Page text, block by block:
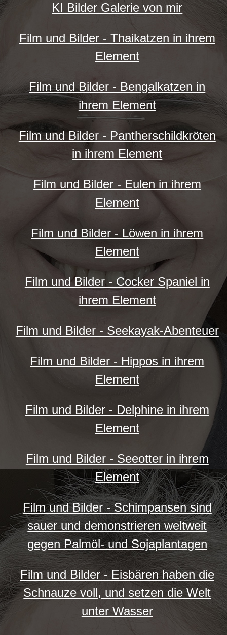
KI Bilder Galerie von mir
Film und Bilder - Thaikatzen in ihrem
Element
Film und Bilder - Bengalkatzen in
ihrem Element
Film und Bilder - Pantherschildkröten
in ihrem Element
Film und Bilder - Eulen in ihrem
Element
Film und Bilder - Löwen in ihrem
Element
Film und Bilder - Cocker Spaniel in
ihrem Element
Film und Bilder - Seekayak-Abenteuer
Film und Bilder - Hippos in ihrem
Element
Film und Bilder - Delphine in ihrem
Element
Film und Bilder - Seeotter in ihrem
Element
Film und Bilder - Schimpansen sind
sauer und demonstrieren weltweit
gegen Palmöl- und Sojaplantagen
Film und Bilder - Eisbären haben die
Schnauze voll, und setzen die Welt
unter Wasser